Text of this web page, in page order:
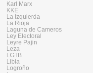
Karl Marx
KKE
La Izquierda
La Rioja
Laguna de Cameros
Ley Electoral
Leyre Pajin
Leza
LGTB
Libia
Logroño